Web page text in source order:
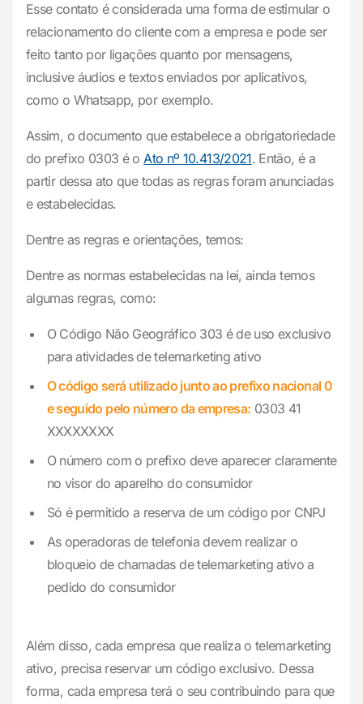
Esse contato é considerada uma forma de estimular o
relacionamento do cliente com a empresa e pode ser
feito tanto por ligações quanto por mensagens,
inclusive áudios e textos enviados por aplicativos,
como o Whatsapp, por exemplo.
Assim, o documento que estabelece a obrigatoriedade
do prefixo 0303 é oAto nº 10.413/2021. Então, é a
partir dessa ato que todas as regras foram anunciadas
e estabelecidas.
Dentre as regras e orientações, temos:
Dentre as normas estabelecidas na lei, ainda temos
algumas regras, como:
O Código Não Geográfico 303 é de uso exclusivo
para atividades de telemarketing ativo
O código será utilizado junto ao prefixo nacional 0
e seguido pelo número da empresa: 0303 41
XXXXXXXX
O número com o prefixo deve aparecer claramente
no visor do aparelho do consumidor
Só é permitido a reserva de um código por CNPJ
As operadoras de telefonia devem realizar o
bloqueio de chamadas de telemarketing ativo a
pedido do consumidor
Além disso, cada empresa que realiza o telemarketing
ativo, precisa reservar um código exclusivo. Dessa
forma, cada empresa terá o seu contribuindo para que